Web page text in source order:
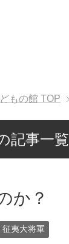
もの館 TOP
記事一覧
か？
征夷大将軍